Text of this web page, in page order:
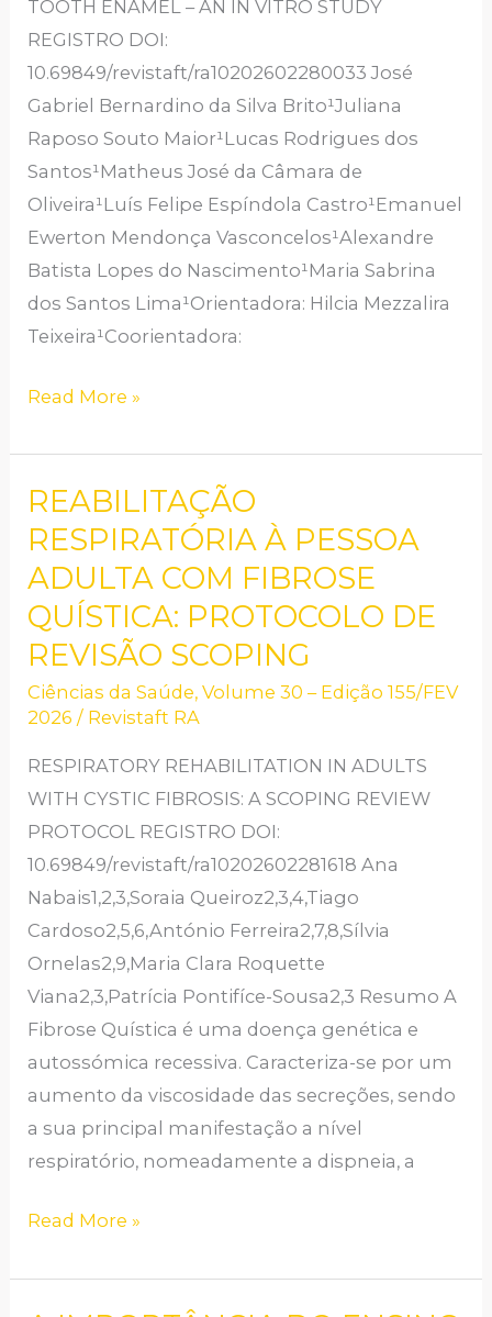
TOOTH ENAMEL – AN IN VITRO STUDY
REGISTRO DOI:
10.69849/revistaft/ra10202602280033 José
Gabriel Bernardino da Silva Brito¹Juliana
Raposo Souto Maior¹Lucas Rodrigues dos
Santos¹Matheus José da Câmara de
Oliveira¹Luís Felipe Espíndola Castro¹Emanuel
Ewerton Mendonça Vasconcelos¹Alexandre
Batista Lopes do Nascimento¹Maria Sabrina
dos Santos Lima¹Orientadora: Hilcia Mezzalira
Teixeira¹Coorientadora:
DENTES
BOVINOS
–
ESTUDO
IN
VITRO
Read More »
REABILITAÇÃO
RESPIRATÓRIA À PESSOA
ADULTA COM FIBROSE
QUÍSTICA: PROTOCOLO DE
REVISÃO SCOPING
Ciências da Saúde,Volume 30 – Edição 155/FEV
2026 / Revistaft RA
RESPIRATORY REHABILITATION IN ADULTS
WITH CYSTIC FIBROSIS: A SCOPING REVIEW
PROTOCOL REGISTRO DOI:
10.69849/revistaft/ra10202602281618 Ana
Nabais1,2,3,Soraia Queiroz2,3,4,Tiago
Cardoso2,5,6,António Ferreira2,7,8,Sílvia
Ornelas2,9,Maria Clara Roquette
Viana2,3,Patrícia Pontifíce-Sousa2,3 Resumo A
Fibrose Quística é uma doença genética e
autossómica recessiva. Caracteriza-se por um
aumento da viscosidade das secreções, sendo
a sua principal manifestação a nível
respiratório, nomeadamente a dispneia, a
REABILITAÇÃO
RESPIRATÓRIA
À
PESSOA
ADULTA
COM
FIBROSE
QUÍSTICA:
PROTOCOLO
DE
REVISÃO
SCOPING
Read More »